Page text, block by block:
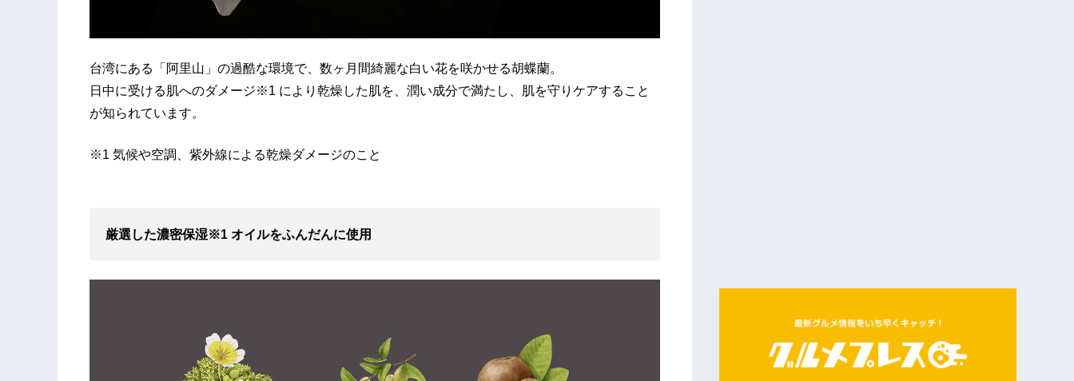
台湾にある「阿里山」の過酷な環境で、数ヶ月間綺麗な白い花を咲かせる胡蝶蘭。
日中に受ける肌へのダメージ※1 により乾燥した肌を、潤い成分で満たし、肌を守りケアすること
が知られています。
※1 気候や空調、紫外線による乾燥ダメージのこと
厳選した濃密保湿※1 オイルをふんだんに使用